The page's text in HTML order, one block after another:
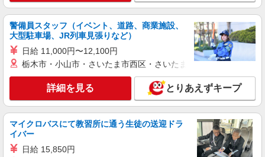
南高崎駅＊幅広い世代が活動中！サ高住のサポ
ートSTAFF
時給1500円〜2150円 ＜日払い有/週払い有/交
通費全支給(ガソリン代含む)＞
高崎市 交通費全額支給
キープ 詳細を見る
日研トータルソーシング株式会社 メディカルケア事業部/高崎オフィ
ス
介護スタッフ／資格あり or 経験者
警備員スタッフ（イベント、道路、商業施設、
大型駐車場、JR列車見張りなど）
日給 11,000円〜12,100円
栃木市・小山市・さいたま市西区・さいたま市岩槻区・久喜市・
詳細を見る とりあえずキープ
マイクロバスにて教習所に通う生徒の送迎ドラ
イバー
日給 15,850円